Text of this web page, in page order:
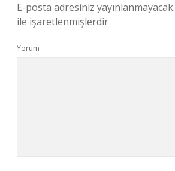
E-posta adresiniz yayınlanmayacak.
ile işaretlenmişlerdir
Yorum